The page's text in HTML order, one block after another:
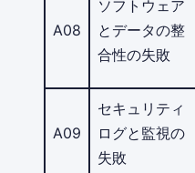
A08
ソフトウェア
とデータの整
合性の失敗
A09
セキュリティ
ログと監視の
失敗